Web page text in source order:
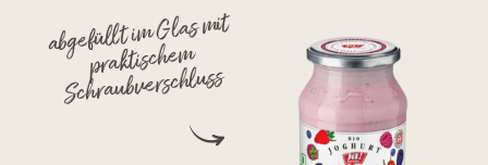
abgefüllt im Glas mit
praktischem
Schraubverschluss